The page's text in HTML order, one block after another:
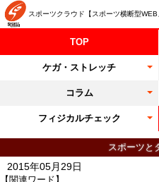
スポーツクラウド【スポーツ横断型WEB
TOP
ケガ・ストレッチ
コラム
フィジカルチェック
スポーツと
【関連ワード】
2015年05月29日